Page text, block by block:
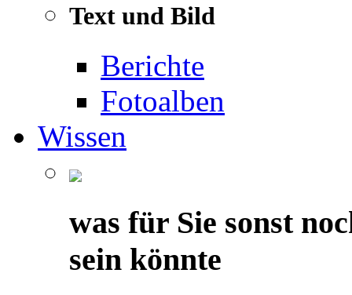
Text und Bild
Berichte
Fotoalben
Wissen
was für Sie sonst
sein könnte